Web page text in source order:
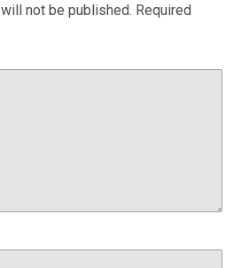
not be published. Required